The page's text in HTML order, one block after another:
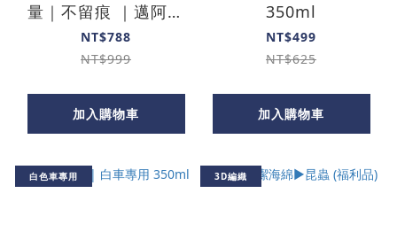
量｜不留痕 ｜邁阿密
特仕版
NT$788
NT$999
加入購物車
350ml
NT$499
NT$625
加入購物車
白色車專用 3D編織